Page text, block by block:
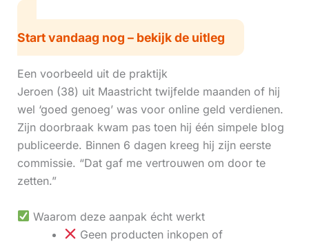
Start vandaag nog – bekijk de uitleg
Een voorbeeld uit de praktijk
Jeroen (38) uit Maastricht twijfelde maanden of hij
wel ‘goed genoeg’ was voor online geld verdienen.
Zijn doorbraak kwam pas toen hij één simpele blog
publiceerde. Binnen 6 dagen kreeg hij zijn eerste
commissie. “Dat gaf me vertrouwen om door te
zetten.”
Waarom deze aanpak écht werkt
Geen producten inkopen of